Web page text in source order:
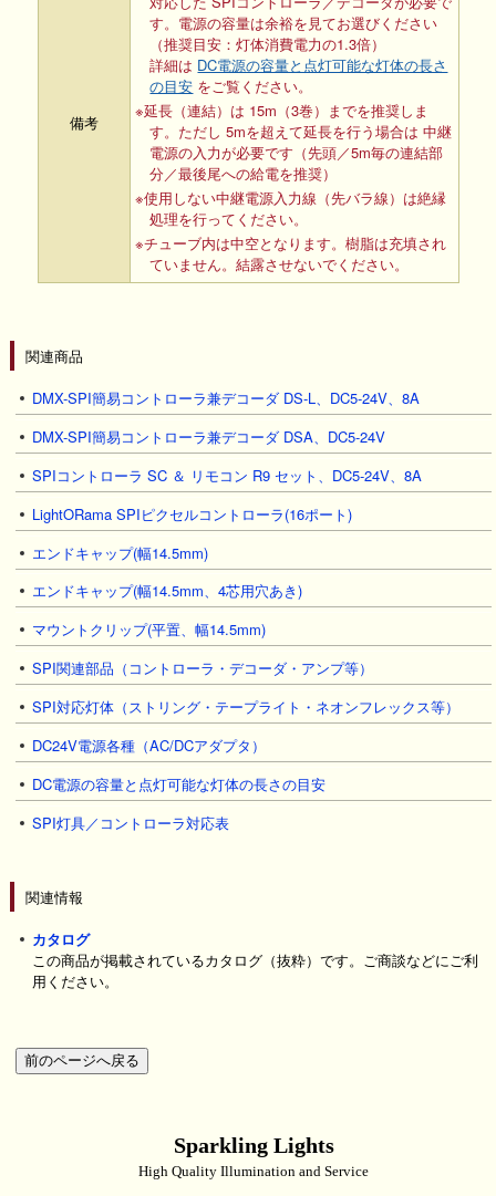
備考
す。電源の容量は余裕を見てお選びください
（推奨目安：灯体消費電力の1.3倍）
詳細は DC電源の容量と点灯可能な灯体の長さ
の目安 をご覧ください。
※延長（連結）は 15m（3巻）までを推奨しま
す。ただし 5mを超えて延長を行う場合は 中継
電源の入力が必要です（先頭／5m毎の連結部
分／最後尾への給電を推奨）
※使用しない中継電源入力線（先バラ線）は絶縁
処理を行ってください。
※チューブ内は中空となります。樹脂は充填され
ていません。結露させないでください。
関連商品
DMX-SPI簡易コントローラ兼デコーダ DS-L、DC5-24V、8A
DMX-SPI簡易コントローラ兼デコーダ DSA、DC5-24V
SPIコントローラ SC ＆ リモコン R9 セット、DC5-24V、8A
LightORama SPIピクセルコントローラ(16ポート)
エンドキャップ(幅14.5mm)
エンドキャップ(幅14.5mm、4芯用穴あき)
マウントクリップ(平置、幅14.5mm)
SPI関連部品（コントローラ・デコーダ・アンプ等）
SPI対応灯体（ストリング・テープライト・ネオンフレックス等）
DC24V電源各種（AC/DCアダプタ）
DC電源の容量と点灯可能な灯体の長さの目安
SPI灯具／コントローラ対応表
関連情報
カタログ
この商品が掲載されているカタログ（抜粋）です。ご商談などにご利
用ください。
Sparkling Lights
High Quality Illumination and Service